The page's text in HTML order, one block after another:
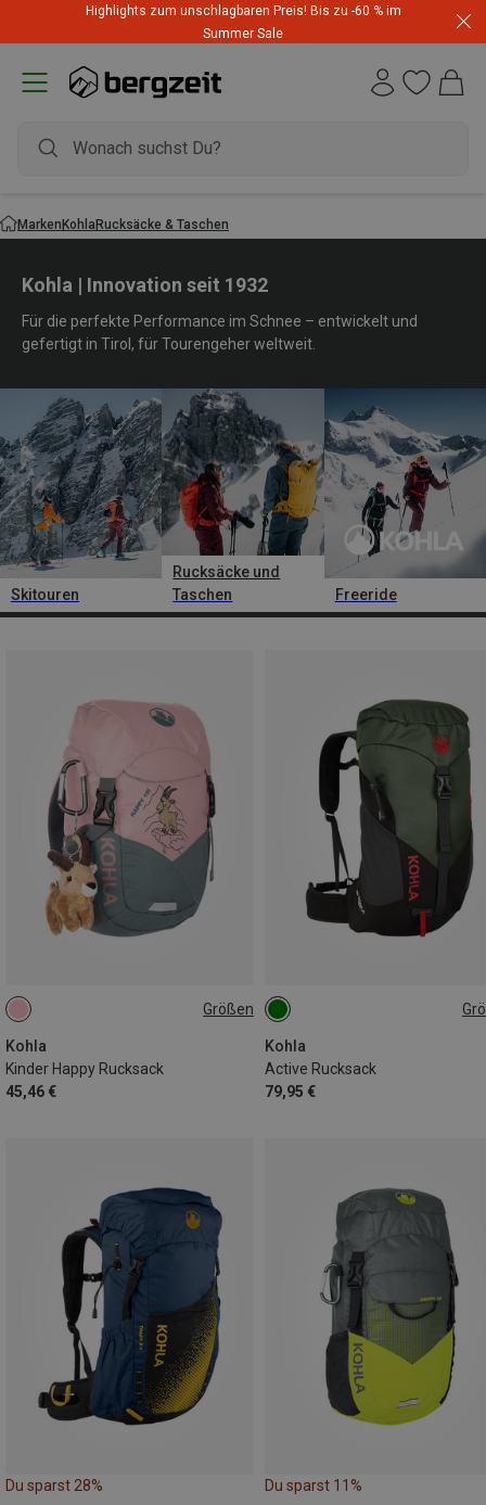
Highlights zum unschlagbaren Preis! Bis zu -60 % im
Summer Sale
MarkenKohlaRucksäcke & Taschen
Kohla | Innovation seit 1932
Für die perfekte Performance im Schnee – entwickelt und
gefertigt in Tirol, für Tourengeher weltweit.
Skitouren
Rucksäcke und
Taschen
Freeride
Größen
Kohla
Kinder Happy Rucksack
45,46 €
10L
Kohla
Active Rucksack
79,95 €
22L
Du sparst 28% Du sparst 11%